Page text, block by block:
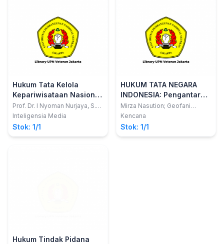
Hukum Tata Kelola
Kepariwisataan Nasional
Berkelanjutan Alamdan
Budaya Berbasis
Masyarakat Hukum Adat
Prof. Dr. I Nyoman Nurjaya, S.H.,
M.H.
Inteligensia Media
Stok: 1/1
HUKUM TATA NEGARA
INDONESIA: Pengantar
Dasar
Mirza Nasution; Geofani
Milthree Saragih
Kencana
Stok: 1/1
Hukum Tindak Pidana